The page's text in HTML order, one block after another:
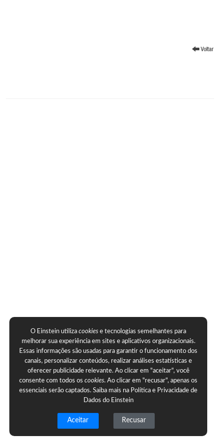
O Einstein utilizacookies e tecnologias semelhantes para
melhorar sua experiência em sites e aplicativos organizacionais.
Essas informações são usadas para garantir o funcionamento dos
canais, personalizar conteúdos, realizar análises estatísticas e
oferecer publicidade relevante. Ao clicar em "aceitar", você
consente com todos oscookies. Ao clicar em "recusar", apenas os
essenciais serão captados. Saiba mais na Política e Privacidade de
Dados do Einstein
Aceitar Recusar